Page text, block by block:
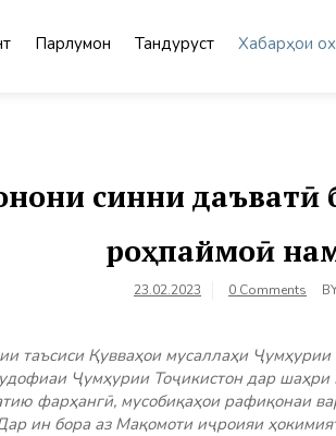
Парлумон Тандурустӣ Хабарҳои
синни
роҳпаймоӣ
23.02.2023 0 Comments
таъсиси Қувваҳои мусаллаҳи
Ҷумҳурии Тоҷикистон дар шаҳри
фарҳангӣ, мусобиқаҳои рафиқонаи
ин бора аз Мақомоти иҷроияи